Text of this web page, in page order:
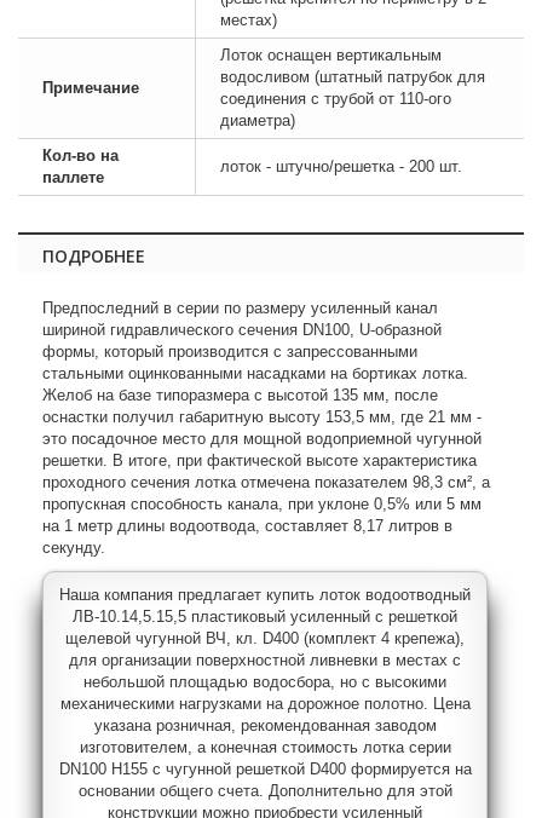
местах)
Примечание
Лоток оснащен вертикальным
водосливом (штатный патрубок для
соединения с трубой от 110-ого
диаметра)
Кол-во на
паллете
лоток - штучно/решетка - 200 шт.
ПОДРОБНЕЕ
Предпоследний в серии по размеру усиленный канал
шириной гидравлического сечения DN100, U-образной
формы, который производится с запрессованными
стальными оцинкованными насадками на бортиках лотка.
Желоб на базе типоразмера с высотой 135 мм, после
оснастки получил габаритную высоту 153,5 мм, где 21 мм -
это посадочное место для мощной водоприемной чугунной
решетки. В итоге, при фактической высоте характеристика
проходного сечения лотка отмечена показателем 98,3 см², а
пропускная способность канала, при уклоне 0,5% или 5 мм
на 1 метр длины водоотвода, составляет 8,17 литров в
секунду.
Наша компания предлагает купить лоток водоотводный
ЛВ-10.14,5.15,5 пластиковый усиленный с решеткой
щелевой чугунной ВЧ, кл. D400 (комплект 4 крепежа),
для организации поверхностной ливневки в местах с
небольшой площадью водосбора, но с высокими
механическими нагрузками на дорожное полотно. Цена
указана розничная, рекомендованная заводом
изготовителем, а конечная стоимость лотка серии
DN100 H155 с чугунной решеткой D400 формируется на
основании общего счета. Дополнительно для этой
конструкции можно приобрести усиленный